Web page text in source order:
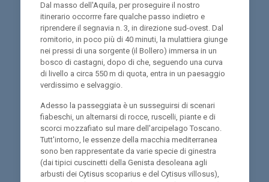
Dal masso dell'Aquila, per proseguire il nostro
itinerario occorrre fare qualche passo indietro e
riprendere il segnavia n. 3, in direzione sud-ovest. Dal
romitorio, in poco più di 40 minuti, la mulattiera giunge
nei pressi di una sorgente (il Bollero) immersa in un
bosco di castagni, dopo di che, seguendo una curva
di livello a circa 550 m di quota, entra in un paesaggio
verdissimo e selvaggio.
Adesso la passeggiata è un susseguirsi di scenari
fiabeschi, un alternarsi di rocce, ruscelli, piante e di
scorci mozzafiato sul mare dell'arcipelago Toscano.
Tutt'intorno, le essenze della macchia mediterranea
sono ben rappresentate da varie specie di ginestra
(dai tipici cuscinetti della Genista desoleana agli
arbusti dei Cytisus scoparius e del Cytisus villosus),